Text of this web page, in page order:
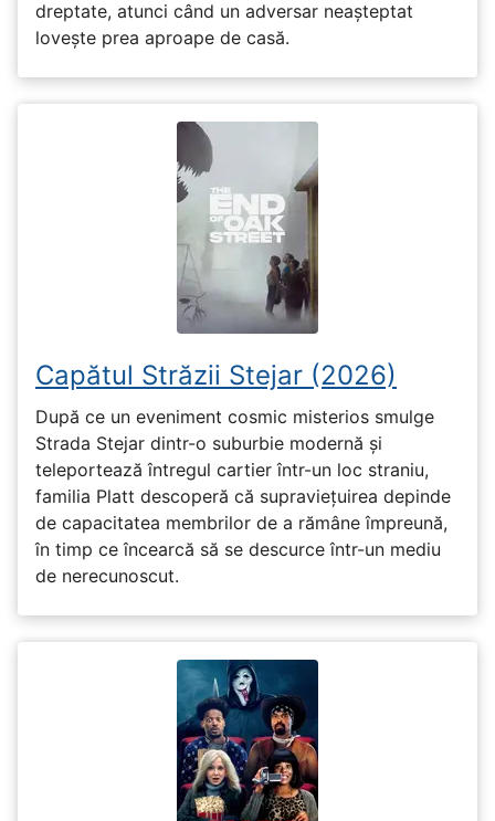
dreptate, atunci când un adversar neașteptat
lovește prea aproape de casă.
Capătul Străzii Stejar (2026)
După ce un eveniment cosmic misterios smulge
Strada Stejar dintr-o suburbie modernă și
teleportează întregul cartier într-un loc straniu,
familia Platt descoperă că supraviețuirea depinde
de capacitatea membrilor de a rămâne împreună,
în timp ce încearcă să se descurce într-un mediu
de nerecunoscut.